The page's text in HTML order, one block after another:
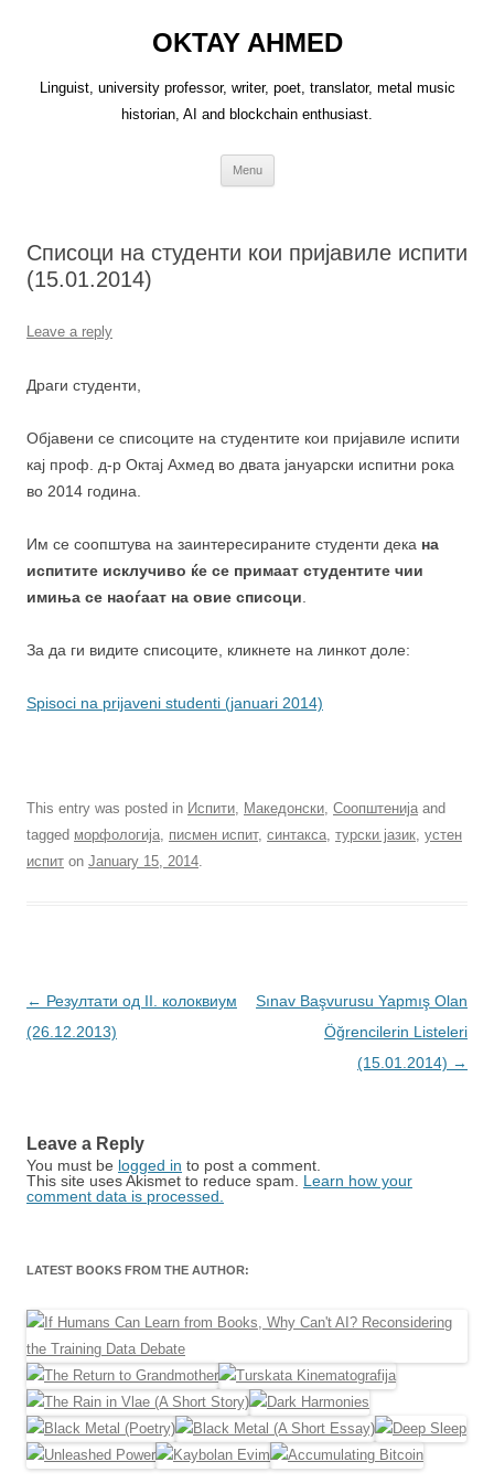
OKTAY AHMED
Linguist, university professor, writer, poet, translator, metal music
historian, AI and blockchain enthusiast.
Menu
Списоци на студенти кои пријавиле испити
(15.01.2014)
Leave a reply
Драги студенти,
Објавени се списоците на студентите кои пријавиле испити
кај проф. д-р Октај Ахмед во двата јануарски испитни рока
во 2014 година.
Им се соопштува на заинтересираните студенти дека на
испитите исклучиво ќе се примаат студентите чии
имиња се наоѓаат на овие списоци
За да ги видите списоците, кликнете на линкот доле:
Spisoci na prijaveni studenti (januari 2014)
This entry was posted in Испити, Македонски, Соопштенија and
tagged морфологија, писмен испит, синтакса, турски јазик, устен
испит on January 15, 2014.
Post
navigation
← Резултати од II. колоквиум
(26.12.2013)
Sınav Başvurusu Yapmış Olan
Öğrencilerin Listeleri
(15.01.2014) →
Leave a Reply
You must be logged in to post a comment.
This site uses Akismet to reduce spam. Learn how your
comment data is processed.
LATEST BOOKS FROM THE AUTHOR: